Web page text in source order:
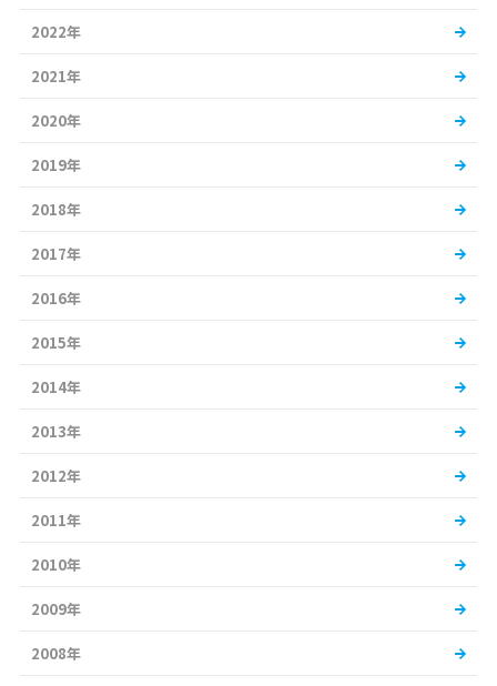
2022年
2021年
2020年
2019年
2018年
2017年
2016年
2015年
2014年
2013年
2012年
2011年
2010年
2009年
2008年